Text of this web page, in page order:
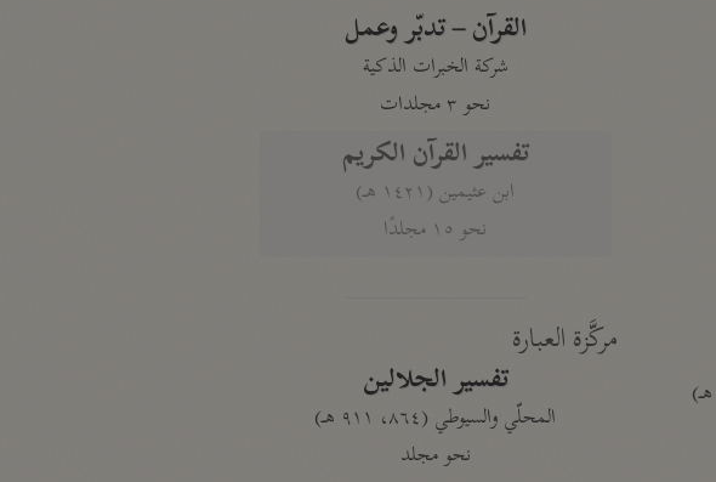
القرآن – تدبّر وعمل
شركة الخبرات الذكية
نحو ٣ مجلدات
تفسير القرآن الكريم
ابن عثيمين (١٤٢١ هـ)
نحو ١٥ مجلدًا
مركَّزة العبارة
تفسير الجلالين
المحلّي والسيوطي (٨٦٤، ٩١١ هـ)
نحو مجلد